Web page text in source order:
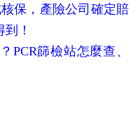
保，產險公司確定賠
！
PCR篩檢站怎麼查、